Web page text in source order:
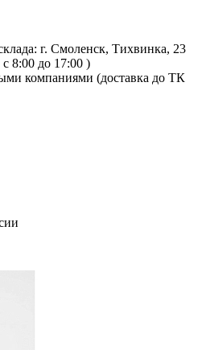
г. Смоленск, Тихвинка, 23
8:00 до 17:00 )
компаниями (доставка до ТК